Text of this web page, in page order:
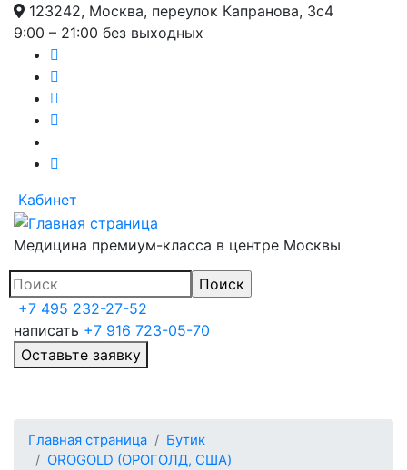
Перейти
123242, Москва, переулок Капранова, 3с4
9:00 – 21:00 без выходных
Кабинет
Медицина премиум-класса в центре Москвы
+7 495 232-27-52
написать +7 916 723-05-70
Оставьте заявку
Главная страница
Бутик
OROGOLD (ОРОГОЛД, США)